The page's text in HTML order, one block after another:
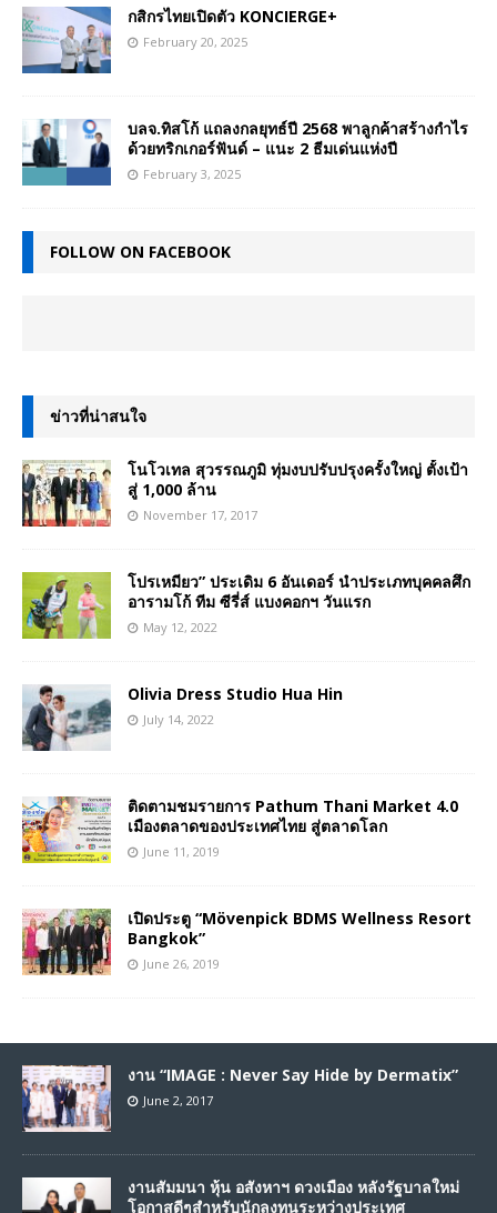
กสิกรไทยเปิดตัว KONCIERGE+
February 20, 2025
บลจ.ทิสโก้ แถลงกลยุทธ์ปี 2568 พาลูกค้าสร้างกำไร
ด้วยทริกเกอร์ฟันด์ – แนะ 2 ธีมเด่นแห่งปี
February 3, 2025
FOLLOW ON FACEBOOK
ข่าวที่น่าสนใจ
โนโวเทล สุวรรณภูมิ ทุ่มงบปรับปรุงครั้งใหญ่ ตั้งเป้า
สู่ 1,000 ล้าน
November 17, 2017
โปรเหมียว” ประเดิม 6 อันเดอร์ นำประเภทบุคคลศึก
อารามโก้ ทีม ซีรี่ส์ แบงคอกฯ วันแรก
May 12, 2022
Olivia Dress Studio Hua Hin
July 14, 2022
ติดตามชมรายการ Pathum Thani Market 4.0
เมืองตลาดของประเทศไทย สู่ตลาดโลก
June 11, 2019
เปิดประตู “Mövenpick BDMS Wellness Resort
Bangkok”
June 26, 2019
งาน “IMAGE : Never Say Hide by Dermatix”
June 2, 2017
งานสัมมนา หุ้น อสังหาฯ ดวงเมือง หลังรัฐบาลใหม่
โอกาสดีๆสำหรับนักลงทุนระหว่างประเทศ